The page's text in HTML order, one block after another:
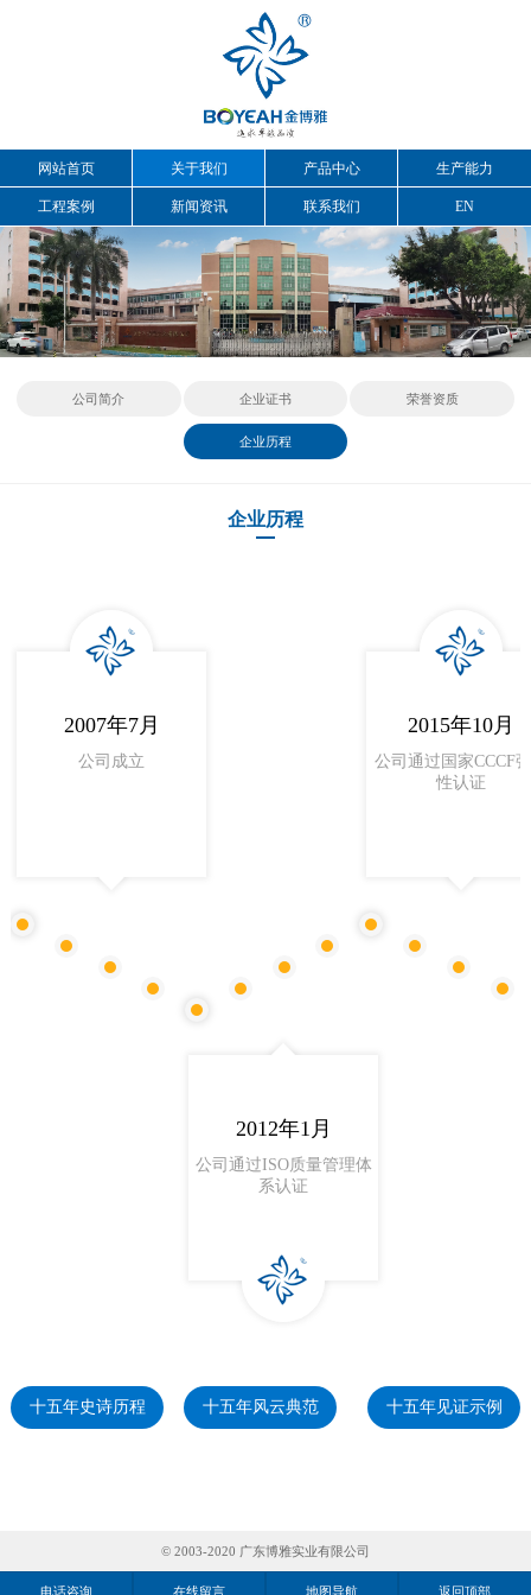
网站首页 关于我们 产品中心 生产能力
工程案例 新闻资讯 联系我们 EN
公司简介 企业证书 荣誉资质
企业历程
企业历程
© 2003-2020 广东博雅实业有限公司
电话咨询 在线留言 地图导航 返回顶部